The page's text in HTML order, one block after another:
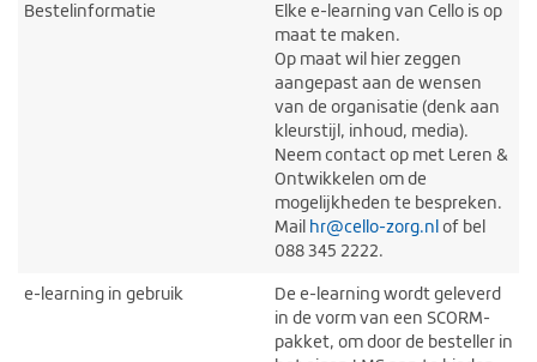
Bestelinformatie
Elke e-learning van Cello is op
maat te maken.
Op maat wil hier zeggen
aangepast aan de wensen
van de organisatie (denk aan
kleurstijl, inhoud, media).
Neem contact op met Leren &
Ontwikkelen om de
mogelijkheden te bespreken.
Mail hr@cello-zorg.nl of bel
088 345 2222.
e-learning in gebruik
De e-learning wordt geleverd
in de vorm van een SCORM-
pakket, om door de besteller in